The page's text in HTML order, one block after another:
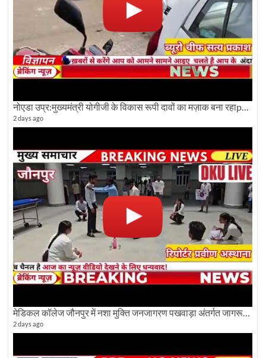
नोएडा उप्र:मुख्यमंत्री योगीजी के विकास रूपी दावों का मज़ाक बना रहाpwdविभाग:देखे ग्राउण्ड रिपोर्टिंग
2 days ago
मेडिकल कॉलेज जौनपुर में नशा मुक्ति जनजागरण पखवाड़ा अंतर्गत जागरूकता कार्यक्रम आयोजित
2 days ago